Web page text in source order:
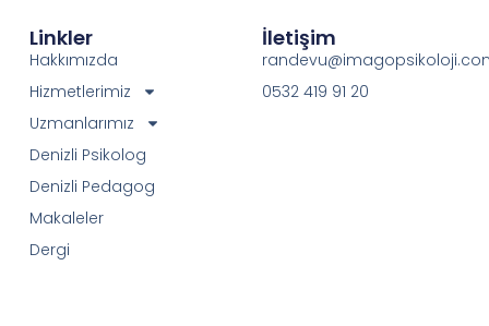
Linkler
Hakkımızda
Hizmetlerimiz
Uzmanlarımız
Denizli Psikolog
Denizli Pedagog
Makaleler
Dergi
İletişim
0532 419 91 20